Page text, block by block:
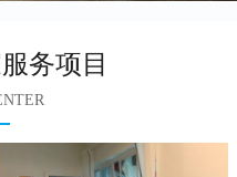
务项目